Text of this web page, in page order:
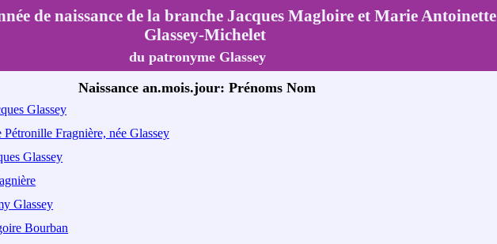
de naissance de la branche Jacques Magloire et Marie Antoinette
Glassey-Michelet
du patronyme Glassey
Naissance an.mois.jour: Prénoms Nom
Glassey
Pétronille Fragnière, née Glassey
Glassey
Glassey
Bourban